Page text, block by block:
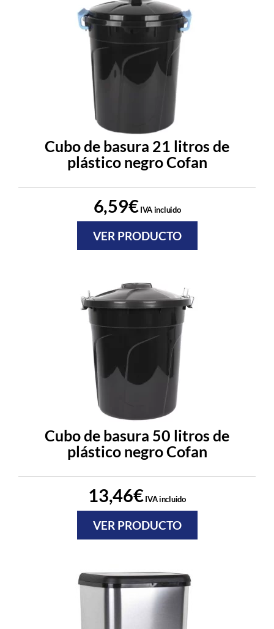
Cubo de basura 21 litros de
plástico negro Cofan
6,59€IVA incluido
VER PRODUCTO
Cubo de basura 50 litros de
plástico negro Cofan
13,46€IVA incluido
VER PRODUCTO